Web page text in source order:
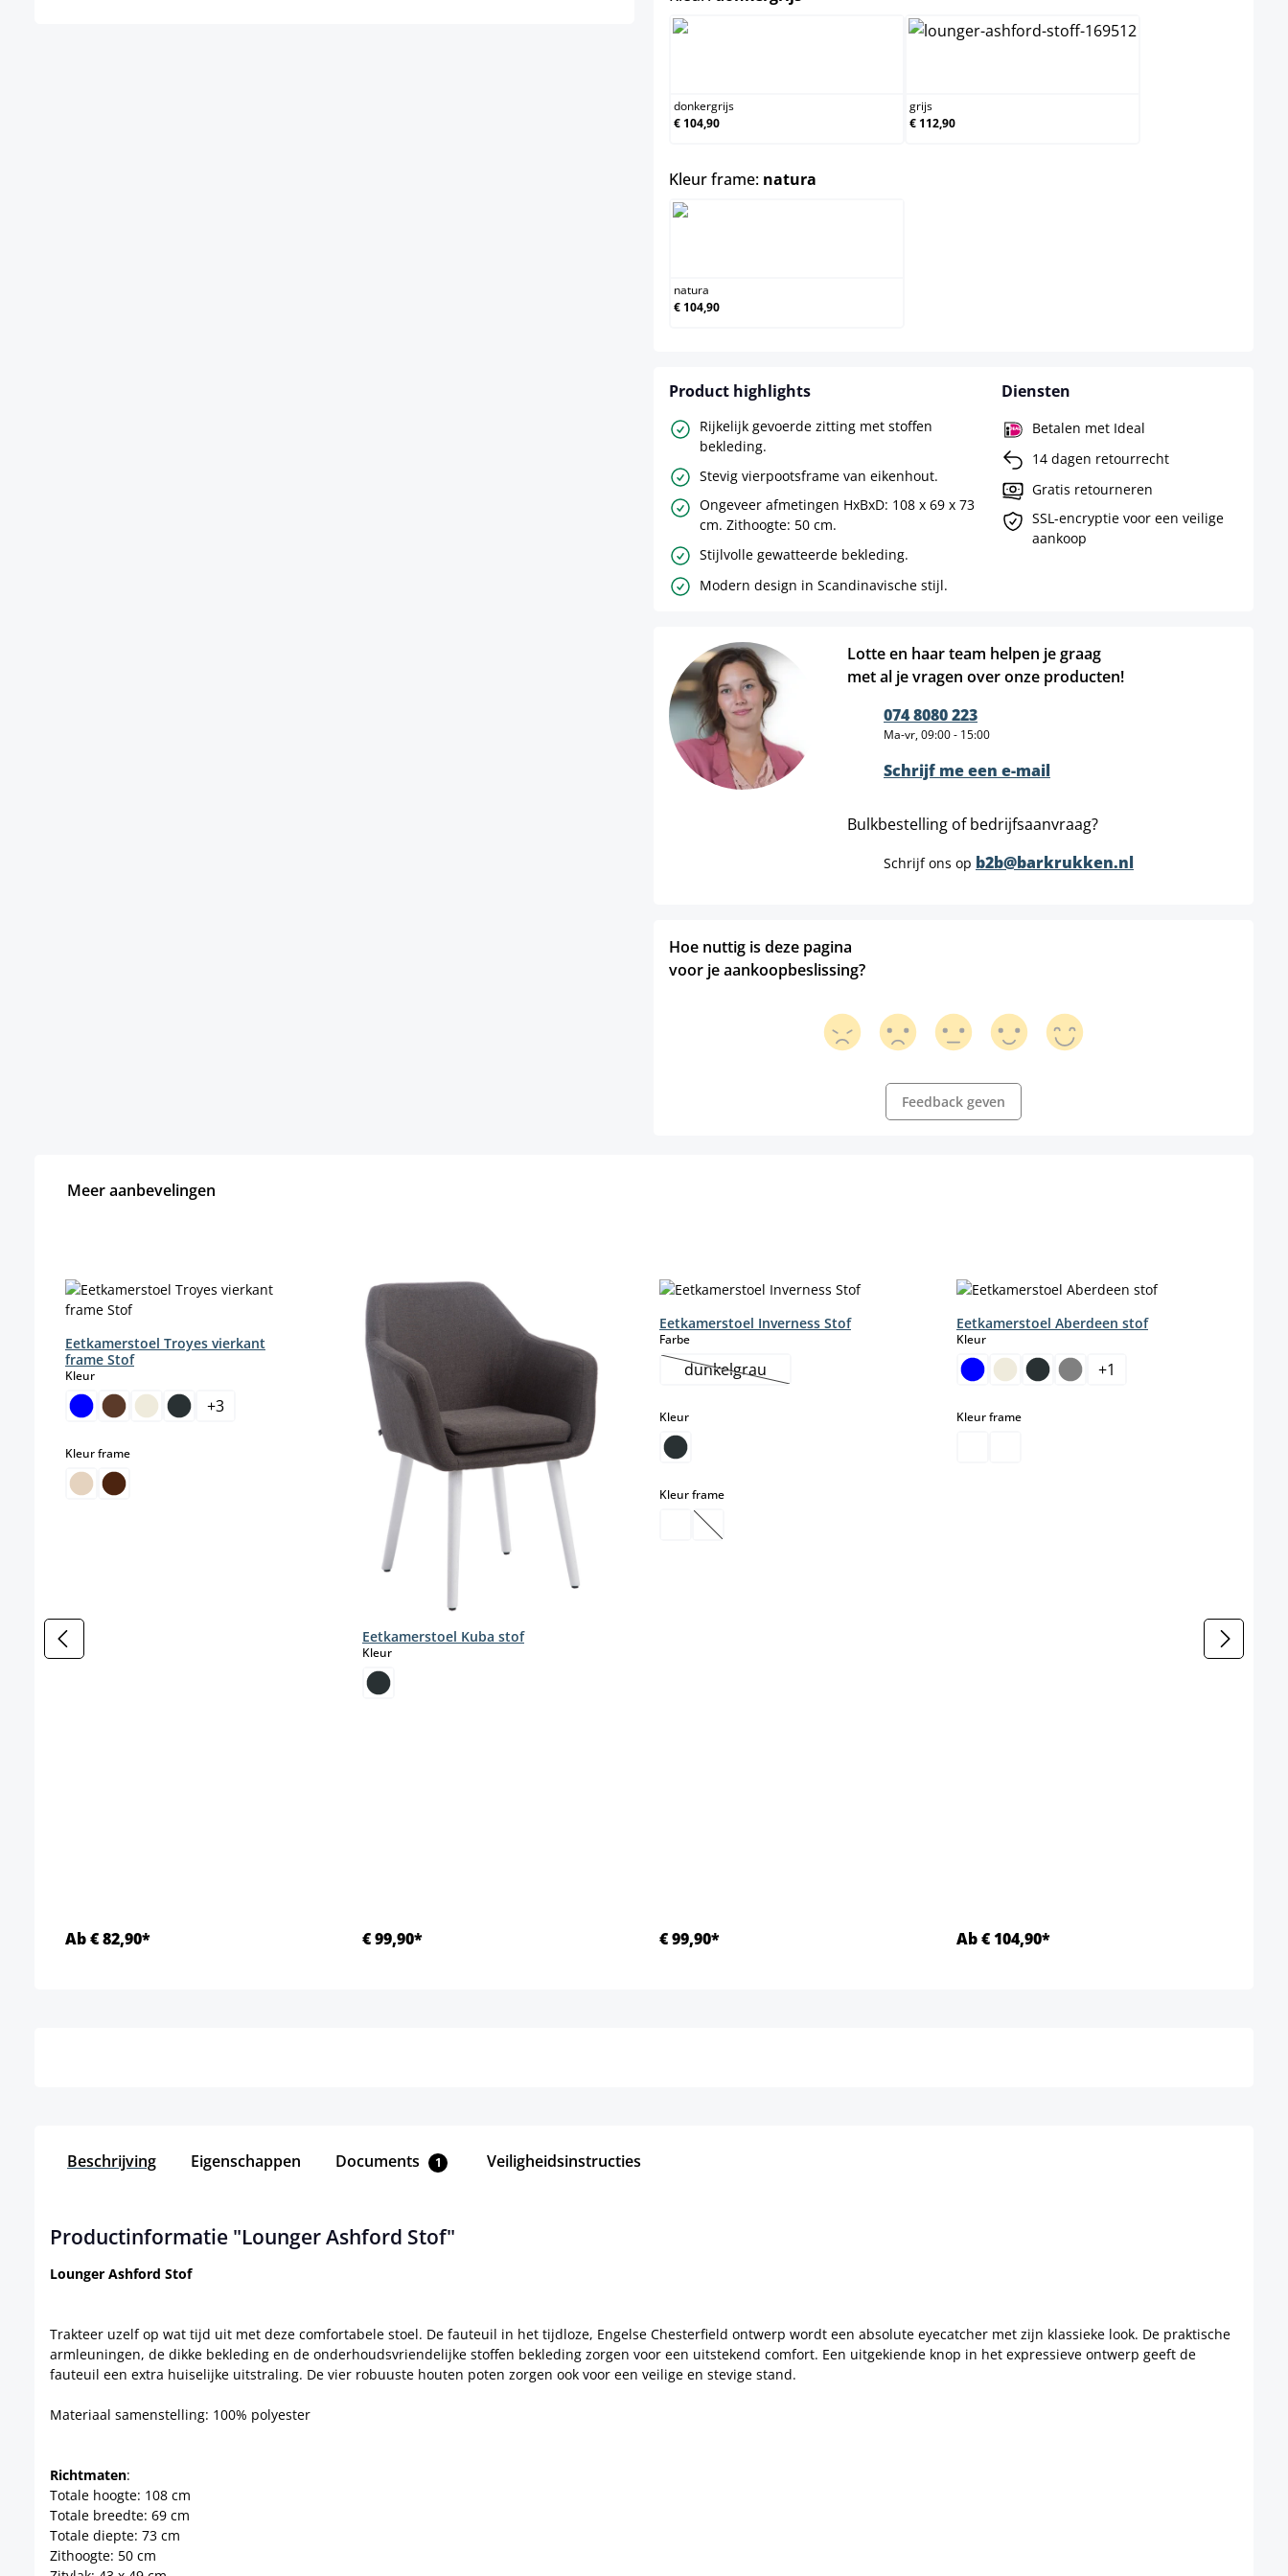
donkergrijs
€ 104,90
grijs
€ 112,90
Kleur frame: natura
natura
€ 104,90
Product highlights
Rijkelijk gevoerde zitting met stoffen
bekleding.
Stevig vierpootsframe van eikenhout.
Ongeveer afmetingen HxBxD: 108 x 69 x 73
cm. Zithoogte: 50 cm.
Stijlvolle gewatteerde bekleding.
Modern design in Scandinavische stijl.
Diensten
Betalen met Ideal
14 dagen retourrecht
Gratis retourneren
SSL-encryptie voor een veilige
aankoop
Lotte en haar team helpen je graag
met al je vragen over onze producten!
074 8080 223
Ma-vr, 09:00 - 15:00
Schrijf me een e-mail
Bulkbestelling of bedrijfsaanvraag?
Schrijf ons op b2b@barkrukken.nl
Hoe nuttig is deze pagina
voor je aankoopbeslissing?
Feedback geven
Meer aanbevelingen
Eetkamerstoel Troyes vierkant
frame Stof
Kleurselect
+3
Kleur frameselect
Ab € 82,90*
Eetkamerstoel Kuba stof
Kleurselect
€ 99,90*
Eetkamerstoel Inverness Stof
Farbeselect
dunkelgrau(Deze optie is momenteel niet beschikbaar.)
Kleurselect
Kleur frameselect
(Deze optie is momenteel niet beschikbaar.)
€ 99,90*
Eetkamerstoel Aberdeen stof
Kleurselect
+1
Kleur frameselect
Ab € 104,90*
Beschrijving Eigenschappen Documents 1 Veiligheidsinstructies
Productinformatie "Lounger Ashford Stof"
Lounger Ashford Stof
Trakteer uzelf op wat tijd uit met deze comfortabele stoel. De fauteuil in het tijdloze, Engelse Chesterfield ontwerp wordt een absolute eyecatcher met zijn klassieke look. De praktische
armleuningen, de dikke bekleding en de onderhoudsvriendelijke stoffen bekleding zorgen voor een uitstekend comfort. Een uitgekiende knop in het expressieve ontwerp geeft de
fauteuil een extra huiselijke uitstraling. De vier robuuste houten poten zorgen ook voor een veilige en stevige stand.
Materiaal samenstelling: 100% polyester
Richtmaten:
Totale hoogte: 108 cm
Totale breedte: 69 cm
Totale diepte: 73 cm
Zithoogte: 50 cm